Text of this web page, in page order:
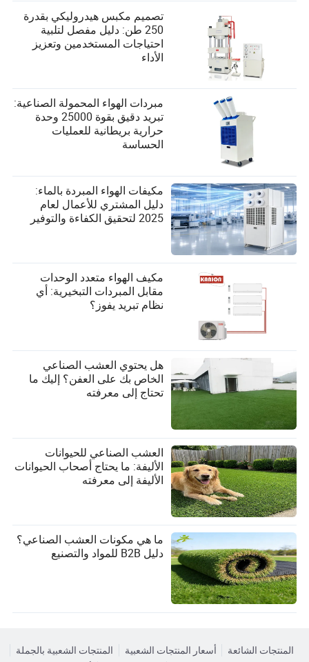
تصميم مكبس هيدروليكي بقدرة
250 طن: دليل مفصل لتلبية
احتياجات المستخدمين وتعزيز
الأداء
مبردات الهواء المحمولة الصناعية:
تبريد دقيق بقوة 25000 وحدة
حرارية بريطانية للعمليات
الحساسة
مكيفات الهواء المبردة بالماء:
دليل المشتري للأعمال لعام
2025 لتحقيق الكفاءة والتوفير
مكيف الهواء متعدد الوحدات
مقابل المبردات التبخيرية: أي
نظام تبريد يفوز؟
هل يحتوي العشب الصناعي
الخاص بك على العفن؟ إليك ما
تحتاج إلى معرفته
العشب الصناعي للحيوانات
الأليفة: ما يحتاج أصحاب الحيوانات
الأليفة إلى معرفته
ما هي مكونات العشب الصناعي؟
دليل B2B للمواد والتصنيع
المنتجات الشائعة أسعار المنتجات الشعبية
المنتجات الشعبية بالجملة